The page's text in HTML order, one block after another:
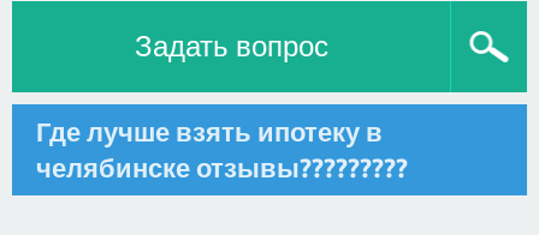
Задать вопрос
Где лучше взять ипотеку в
челябинске отзывы?????????